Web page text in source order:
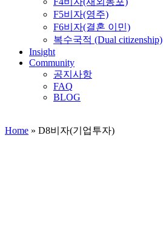
F5비자(영주)
F6비자(결혼 이민)
복수국적 (Dual citizenship)
Insight
Community
공지사항
FAQ
BLOG
Home » D8비자(기업투자)